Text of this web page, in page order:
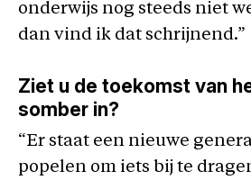
onderwijs nog steeds niet
dan vind ik dat schrijnend.”
Ziet u de toekomst van
somber in?
“Er staat een nieuwe
popelen om iets bij te